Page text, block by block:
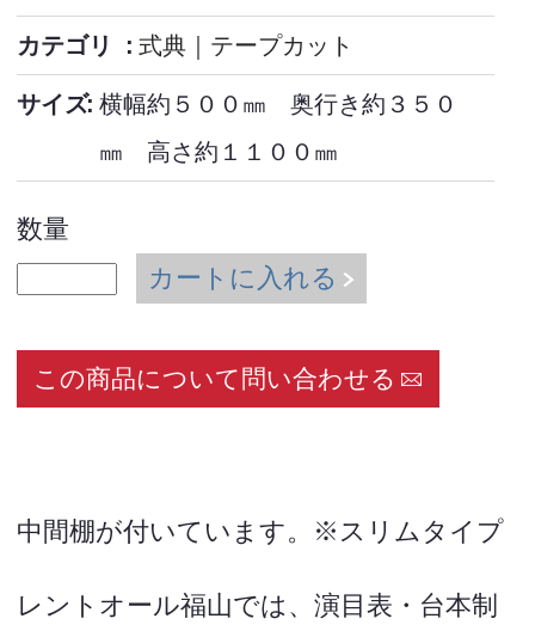
カテゴリ 式典 テープカット
サイズ 横幅約５００㎜ 奥行き約３５０
㎜ 高さ約１１００㎜
数量
カートに入れる
この商品について問い合わせる
中間棚が付いています。※スリムタイプ
レントオール福山では、演目表・台本制